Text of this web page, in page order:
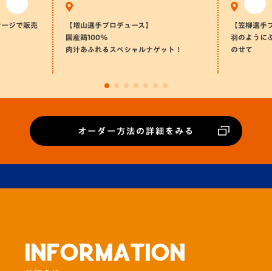
ジで販売
【増山選手プロデュース】
国産鶏100%
肉汁あふれるスペシャルナゲット！
【笠柳選手
羽のように
のせて
オーダー方法の詳細をみる
INFORMATION